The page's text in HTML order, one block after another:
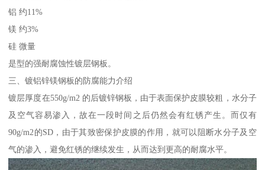
铝 约11%
镁 约3%
硅 微量
是型的强耐腐蚀性镀层钢板。
三、镀铝锌镁钢板的防腐能力介绍
镀层厚度在550g/m2 的后镀锌钢板，由于表面保护皮膜较粗，水分子
及空气容易渗入，故在一段时间之后仍然会有红锈产生。而仅有
90g/m2的SD，由于其致密保护皮膜的作用，就可以阻断水分子及空
气的渗入，避免红锈的继续发生，从而达到更高的耐腐水平。